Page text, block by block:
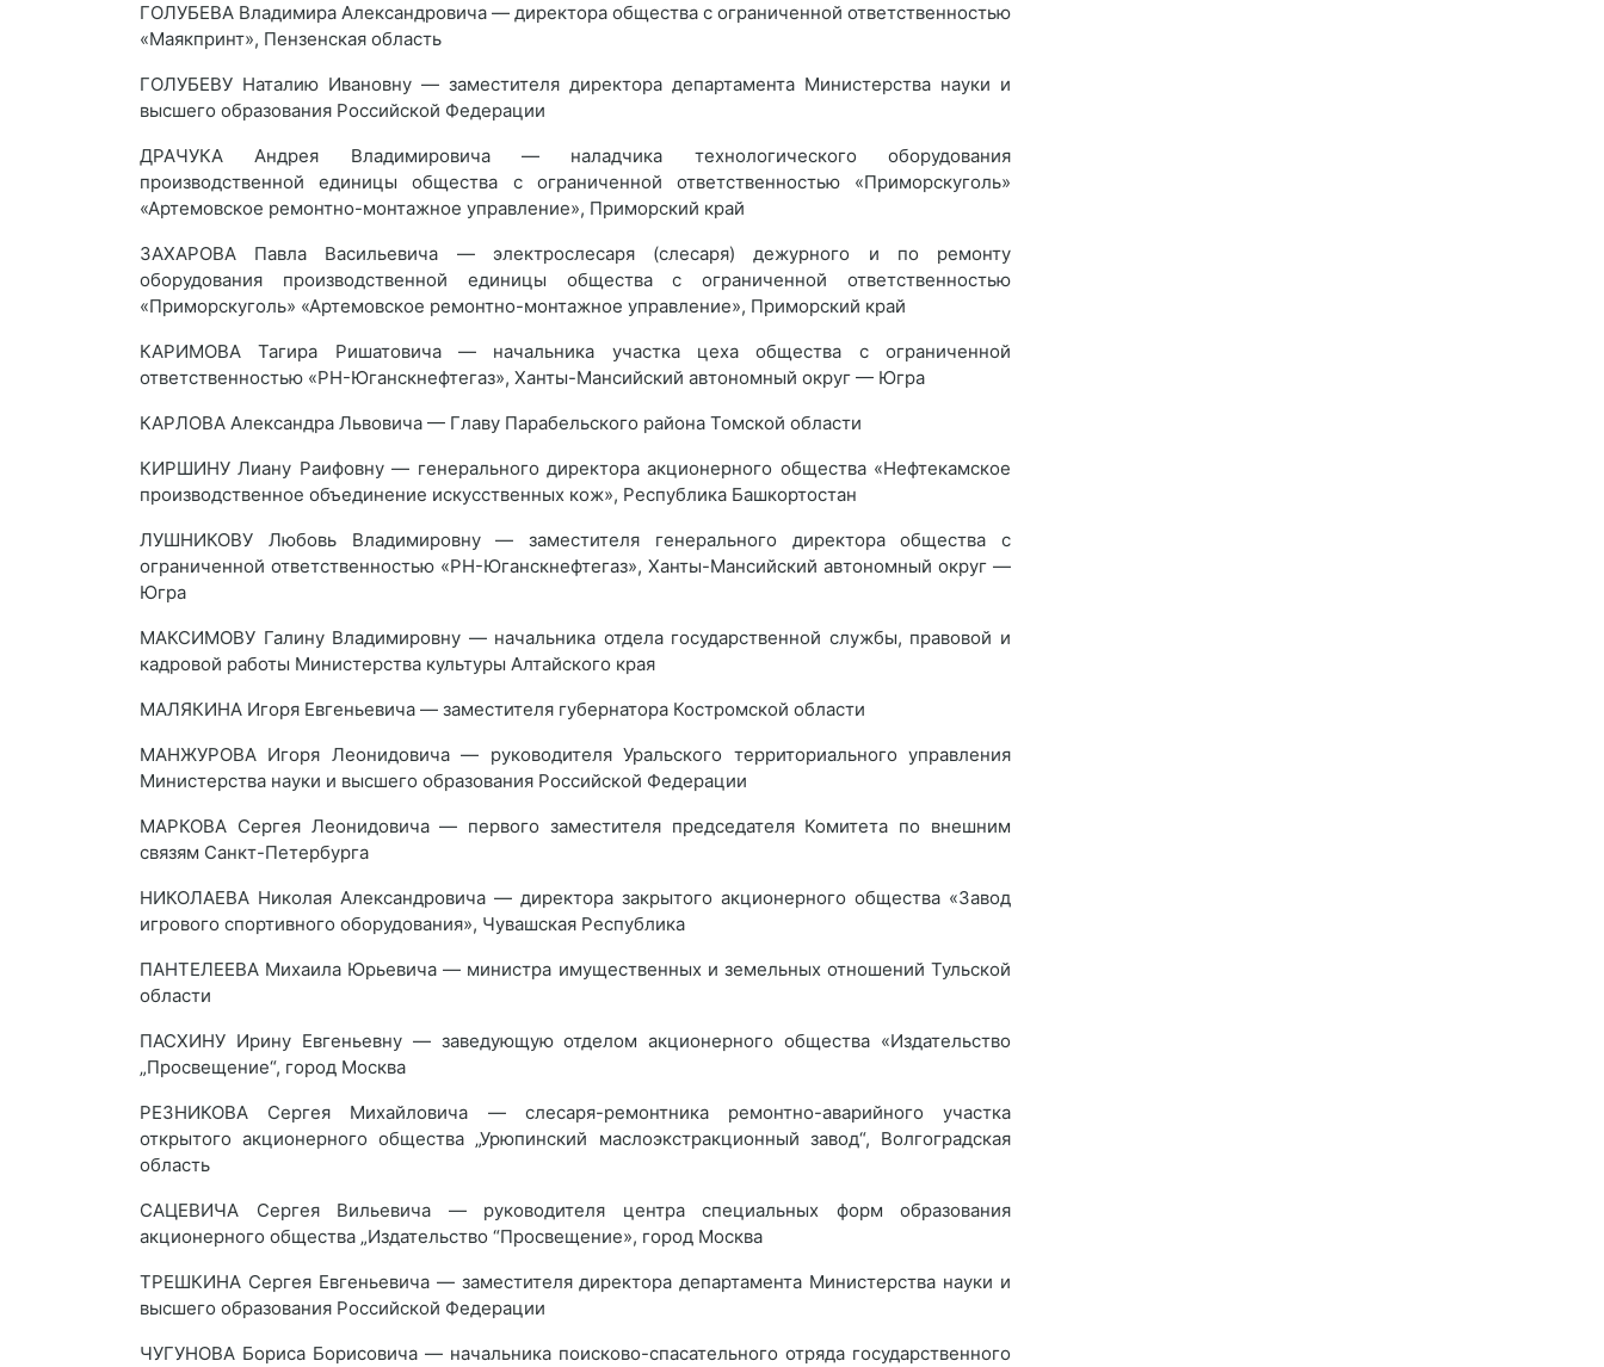
ГОЛУБЕВА Владимира Александровича — директора общества с ограниченной ответственностью
«Маякпринт», Пензенская область
ГОЛУБЕВУ Наталию Ивановну — заместителя директора департамента Министерства науки и
высшего образования Российской Федерации
ДРАЧУКА Андрея Владимировича — наладчика технологического оборудования
производственной единицы общества с ограниченной ответственностью «Приморскуголь»
«Артемовское ремонтно-монтажное управление», Приморский край
ЗАХАРОВА Павла Васильевича — электрослесаря (слесаря) дежурного и по ремонту
оборудования производственной единицы общества с ограниченной ответственностью
«Приморскуголь» «Артемовское ремонтно-монтажное управление», Приморский край
КАРИМОВА Тагира Ришатовича — начальника участка цеха общества с ограниченной
ответственностью «РН-Юганскнефтегаз», Ханты-Мансийский автономный округ — Югра
КАРЛОВА Александра Львовича — Главу Парабельского района Томской области
КИРШИНУ Лиану Раифовну — генерального директора акционерного общества «Нефтекамское
производственное объединение искусственных кож», Республика Башкортостан
ЛУШНИКОВУ Любовь Владимировну — заместителя генерального директора общества с
ограниченной ответственностью «РН-Юганскнефтегаз», Ханты-Мансийский автономный округ —
Югра
МАКСИМОВУ Галину Владимировну — начальника отдела государственной службы, правовой и
кадровой работы Министерства культуры Алтайского края
МАЛЯКИНА Игоря Евгеньевича — заместителя губернатора Костромской области
МАНЖУРОВА Игоря Леонидовича — руководителя Уральского территориального управления
Министерства науки и высшего образования Российской Федерации
МАРКОВА Сергея Леонидовича — первого заместителя председателя Комитета по внешним
связям Санкт-Петербурга
НИКОЛАЕВА Николая Александровича — директора закрытого акционерного общества «Завод
игрового спортивного оборудования», Чувашская Республика
ПАНТЕЛЕЕВА Михаила Юрьевича — министра имущественных и земельных отношений Тульской
области
ПАСХИНУ Ирину Евгеньевну — заведующую отделом акционерного общества «Издательство
„Просвещение“, город Москва
РЕЗНИКОВА Сергея Михайловича — слесаря-ремонтника ремонтно-аварийного участка
открытого акционерного общества „Урюпинский маслоэкстракционный завод“, Волгоградская
область
САЦЕВИЧА Сергея Вильевича — руководителя центра специальных форм образования
акционерного общества „Издательство “Просвещение», город Москва
ТРЕШКИНА Сергея Евгеньевича — заместителя директора департамента Министерства науки и
высшего образования Российской Федерации
ЧУГУНОВА Бориса Борисовича — начальника поисково-спасательного отряда государственного